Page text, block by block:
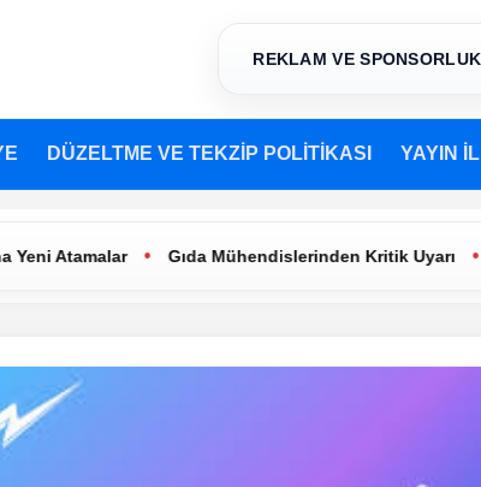
REKLAM VE
DÜZELTME VE TEKZİP POLİTİKASI YAYIN
• Gıda Mühendislerinden Kritik Uyarı • ŞEHİR